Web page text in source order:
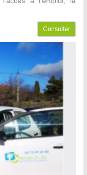
Consulter